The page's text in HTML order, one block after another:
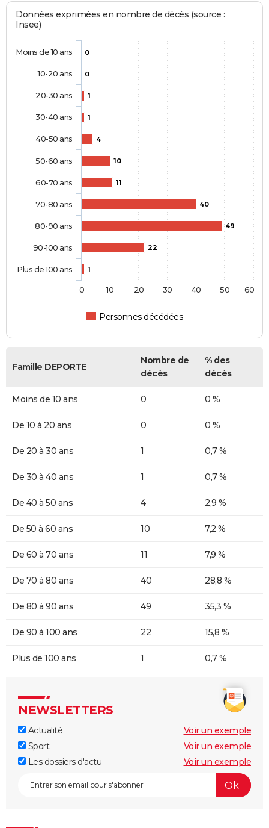
Données exprimées en nombre de décès (source :
Insee)
0
0
1
1
4
10
11
40
49
22
1
Personnes décédées
Moins de 10 ans
10-20 ans
20-30 ans
30-40 ans
40-50 ans
50-60 ans
60-70 ans
70-80 ans
80-90 ans
90-100 ans
Plus de 100 ans
0 10 20 30 40 50 60
Famille DEPORTE
Nombre de
décès
% des
décès
Moins de 10 ans 0 0 %
De 10 à 20 ans 0 0 %
De 20 à 30 ans 1 0,7 %
De 30 à 40 ans 1 0,7 %
De 40 à 50 ans 4 2,9 %
De 50 à 60 ans 10 7,2 %
De 60 à 70 ans 11 7,9 %
De 70 à 80 ans 40 28,8 %
De 80 à 90 ans 49 35,3 %
De 90 à 100 ans 22 15,8 %
Plus de 100 ans 1 0,7 %
NEWSLETTERS
Actualité
Voir un exemple
Sport
Voir un exemple
Les dossiers d'actu
Voir un exemple